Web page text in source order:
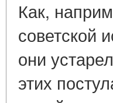
Как,
советской
они
этих